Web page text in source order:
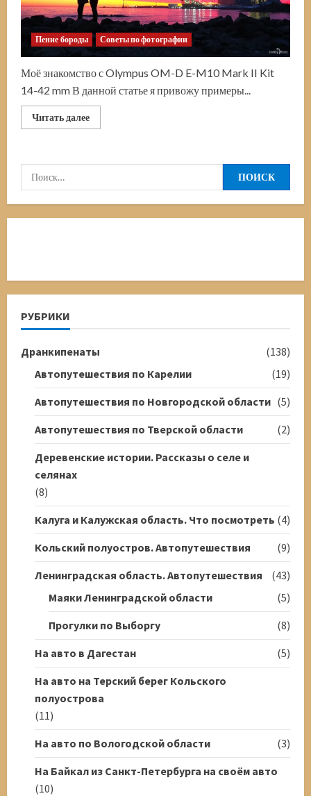
Пение бороды Советы по фотографии
Моё знакомство с Olympus OM-D E-M10 Mark II Kit
14-42 mm В данной статье я привожу примеры...
Читать далееПрочитать
больше
с
D
E-
Найти:
РУБРИКИ
Дранкипенаты
(138)
Автопутешествия по Карелии
(19)
Автопутешествия по Новгородской области (5)
Автопутешествия по Тверской области
(2)
Деревенские истории. Рассказы о селе и
селянах
(8)
Калуга и Калужская область. Что посмотреть (4)
Кольский полуостров. Автопутешествия
(9)
Ленинградская область. Автопутешествия
(43)
Маяки Ленинградской области
(5)
Прогулки по Выборгу
(8)
На авто в Дагестан
(5)
На авто на Терский берег Кольского
полуострова
(11)
На авто по Вологодской области
(3)
На Байкал из Санкт-Петербурга на своём авто
(10)